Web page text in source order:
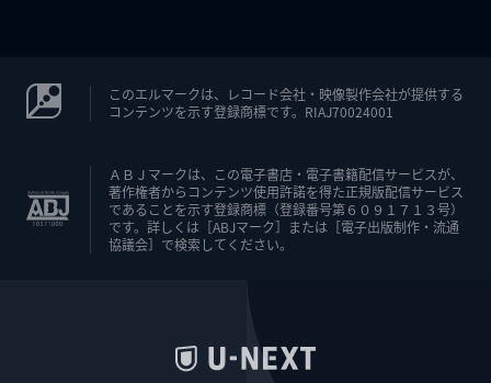
このエルマークは、レコード会社・映像製作会社が提供する
コンテンツを示す登録商標です。RIAJ70024001
ＡＢＪマークは、この電子書店・電子書籍配信サービスが、
著作権者からコンテンツ使用許諾を得た正規版配信サービス
であることを示す登録商標（登録番号第６０９１７１３号）
です。詳しくは［ABJマーク］または［電子出版制作・流通
協議会］で検索してください。